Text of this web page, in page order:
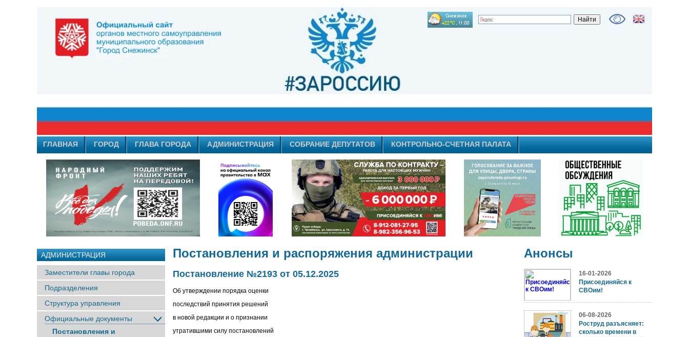
ГЛАВНАЯ ГОРОД ГЛАВА ГОРОДА АДМИНИСТРАЦИЯ СОБРАНИЕ ДЕПУТАТОВ КОНТРОЛЬНО-СЧЕТНАЯ ПАЛАТА
АДМИНИСТРАЦИЯ
Заместители главы города
Подразделения
Структура управления
Официальные документы
Постановления и
Постановления и распоряжения администрации
Постановление №2193 от 05.12.2025
Об утверждении порядка оценки
последствий принятия решений
в новой редакции и о признании
утратившими силу постановлений
Анонсы
16-01-2026
Присоединяйся к
СВОим!
06-08-2026
Роструд разъясняет:
сколько времени в